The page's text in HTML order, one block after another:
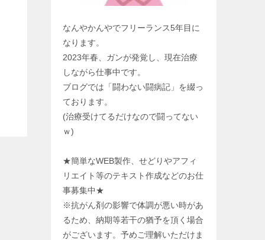
なんやかんやでフリーランス5年目に
なります。
2023年春、ガンが発覚し、現在治療
しながら仕事中です。
ブログでは「闘わない闘病記」を綴っ
ております。
(治療受けてるだけなので闘ってない
ｗ)
★簡単なWEB製作、せどりやアフィ
リエイト等のテキスト作成などのお仕
事募集中★
※抗がん剤の影響で体調が悪い時があ
るため、納期等若干の猶予を頂く場合
がございます。予めご理解いただけま